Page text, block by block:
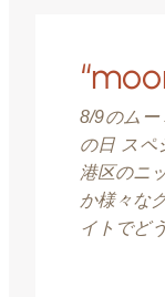
8/9のムー
の日 スペ
港区のニ
か様々な
イトでど